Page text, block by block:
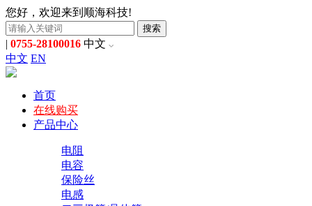
您好，欢迎来到顺海科技!
搜索
| 0755-28100016 中文
中文 EN
首页
在线购买
产品中心
电阻
电容
保险丝
电感